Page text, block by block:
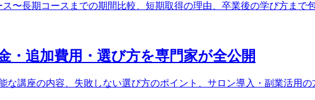
〜長期コースまでの期間比較、短期取得の理由、卒業後の学び方まで
・追加費用・選び方を専門家が全公開
講座の内容、失敗しない選び方のポイント、サロン導入・副業活用の